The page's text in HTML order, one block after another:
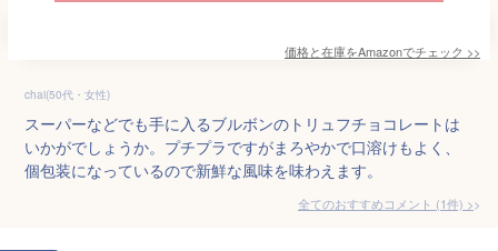
価格と在庫をAmazonでチェック >>
chai(50代・女性)
スーパーなどでも手に入るブルボンのトリュフチョコレートは
いかがでしょうか。プチプラですがまろやかで口溶けもよく、
個包装になっているので新鮮な風味を味わえます。
全てのおすすめコメント (1件) >